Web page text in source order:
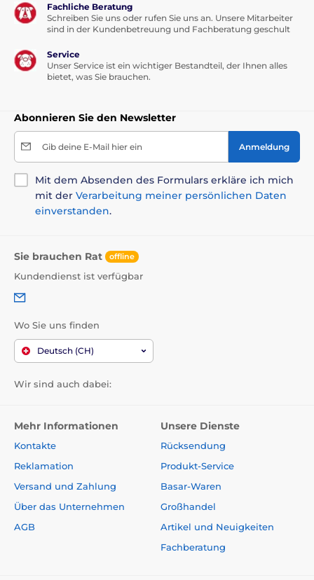
Fachliche Beratung
Schreiben Sie uns oder rufen Sie uns an. Unsere Mitarbeiter
sind in der Kundenbetreuung und Fachberatung geschult
Service
Unser Service ist ein wichtiger Bestandteil, der Ihnen alles
bietet, was Sie brauchen.
Abonnieren Sie den Newsletter
Gib deine E-Mail hier ein Anmeldung
Mit dem Absenden des Formulars erkläre ich mich
mit der Verarbeitung meiner persönlichen Daten
einverstanden.
Sie brauchen Rat offline
Kundendienst ist verfügbar
Wo Sie uns finden
Deutsch (CH)
Wir sind auch dabei:
Mehr Informationen
Kontakte
Reklamation
Versand und Zahlung
Über das Unternehmen
AGB
Unsere Dienste
Rücksendung
Produkt-Service
Basar-Waren
Großhandel
Artikel und Neuigkeiten
Fachberatung